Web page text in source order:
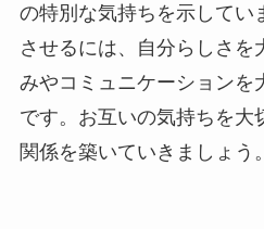
の特別な気持ちを示してい
させるには、自分らしさを
みやコミュニケーションを
です。お互いの気持ちを大
関係を築いていきましょう。